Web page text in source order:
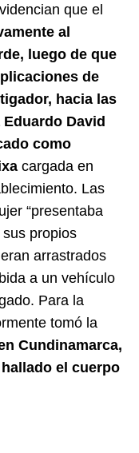
que el
al
luego de que
de
hacia las
David
como
cargada en
Las
“presentaba
propios
arrastrados
a un vehículo
Para la
tomó la
Cundinamarca,
el cuerpo